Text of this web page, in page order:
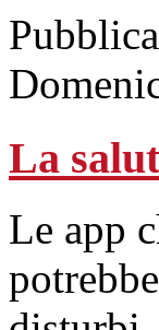
La
Le app